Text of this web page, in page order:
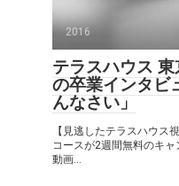
2016
テラスハウス
の卒業インタビ
んなさい」
【見逃したテラスハウス
コースが2週間無料のキ
動画...